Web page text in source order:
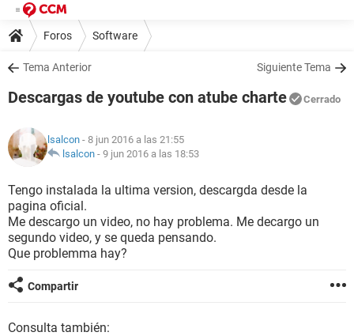
Foros Software
Tema Anterior Siguiente Tema
Descargas de youtube con atube charte Cerrado
lsalcon - 8 jun 2016 a las 21:55
lsalcon - 9 jun 2016 a las 18:53
Tengo instalada la ultima version, descargda desde la
pagina oficial.
Me descargo un video, no hay problema. Me decargo un
segundo video, y se queda pensando.
Que problemma hay?
Compartir
Consulta también: